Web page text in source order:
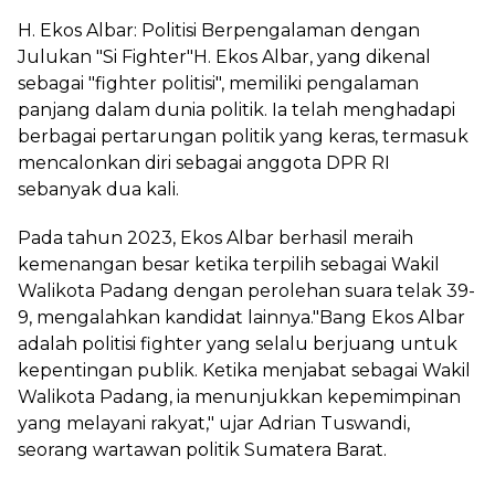
H. Ekos Albar: Politisi Berpengalaman dengan
Julukan "Si Fighter"H. Ekos Albar, yang dikenal
sebagai "fighter politisi", memiliki pengalaman
panjang dalam dunia politik. Ia telah menghadapi
berbagai pertarungan politik yang keras, termasuk
mencalonkan diri sebagai anggota DPR RI
sebanyak dua kali.
Pada tahun 2023, Ekos Albar berhasil meraih
kemenangan besar ketika terpilih sebagai Wakil
Walikota Padang dengan perolehan suara telak 39-
9, mengalahkan kandidat lainnya."Bang Ekos Albar
adalah politisi fighter yang selalu berjuang untuk
kepentingan publik. Ketika menjabat sebagai Wakil
Walikota Padang, ia menunjukkan kepemimpinan
yang melayani rakyat," ujar Adrian Tuswandi,
seorang wartawan politik Sumatera Barat.